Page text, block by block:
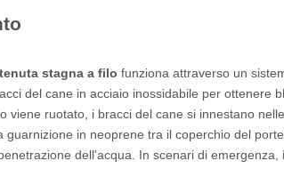
stagna a filo funziona attraverso un
del cane in acciaio inossidabile per ottenere
viene ruotato, i bracci del cane si innestano
guarnizione in neoprene tra il coperchio del
dell'acqua. In scenari di